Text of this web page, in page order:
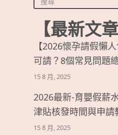
【最新文章
【2026懷孕請假懶
可請？8個常見問題
15 8 月, 2025
2026最新-育嬰假薪
津貼核發時間與申請
15 8 月, 2025